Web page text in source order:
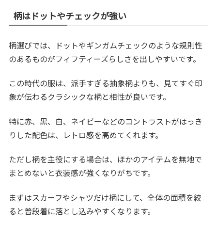
柄はドットやチェックが強い
柄選びでは、ドットやギンガムチェックのような規則性
のあるものがフィフティーズらしさを出しやすいです。
この時代の服は、派手すぎる抽象柄よりも、見てすぐ印
象が伝わるクラシックな柄と相性が良いです。
特に赤、黒、白、ネイビーなどのコントラストがはっき
りした配色は、レトロ感を高めてくれます。
ただし柄を主役にする場合は、ほかのアイテムを無地で
まとめないと衣装感が強くなりがちです。
まずはスカーフやシャツだけ柄にして、全体の面積を絞
ると普段着に落とし込みやすくなります。